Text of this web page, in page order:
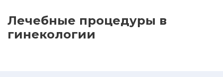
Лечебные процедуры в
гинекологии